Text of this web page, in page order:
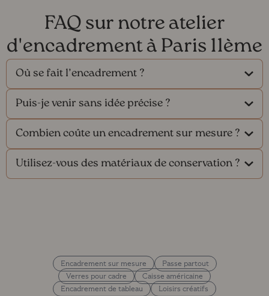
FAQ sur notre atelier
d'encadrement à Paris 11ème
Où se fait l’encadrement ?
Puis-je venir sans idée précise ?
Combien coûte un encadrement sur mesure ?
Utilisez-vous des matériaux de conservation ?
Encadrement sur mesure
Passe partout
Verres pour cadre
Caisse américaine
Encadrement de tableau
Loisirs créatifs